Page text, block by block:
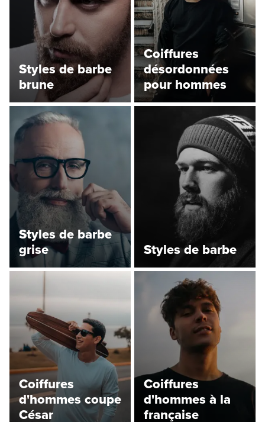
Styles de barbe
brune
Coiffures
désordonnées
pour hommes
Styles de barbe
grise
Styles de barbe
Coiffures
d'hommes coupe
César
Coiffures
d'hommes à la
française